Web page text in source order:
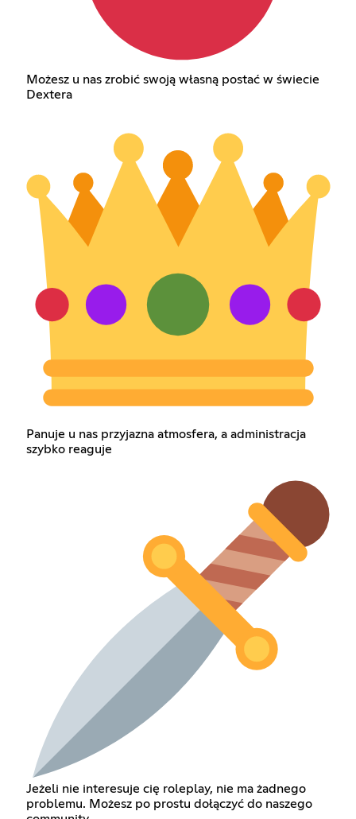
Możesz u nas zrobić swoją własną postać w świecie
Dextera
Panuje u nas przyjazna atmosfera, a administracja
szybko reaguje
Jeżeli nie interesuje cię roleplay, nie ma żadnego
problemu. Możesz po prostu dołączyć do naszego